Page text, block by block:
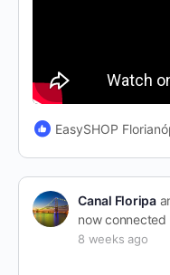
EasySHOP
Canal Floripa
now connected
8 weeks ago